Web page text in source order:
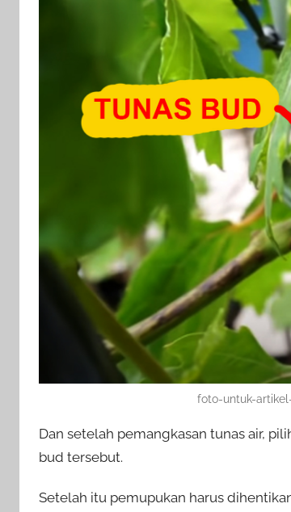
foto-untuk-
Dan setelah pemangkasan tunas air,
bud tersebut.
Setelah itu pemupukan harus